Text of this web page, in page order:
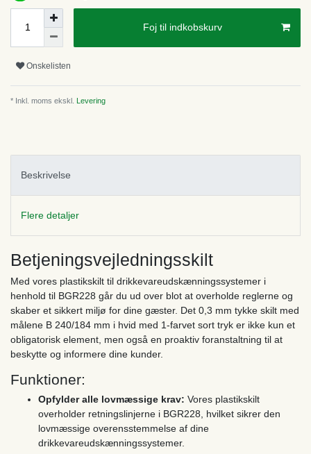
Foj til indkobskurv
Onskelisten
* Inkl. moms ekskl. Levering
Beskrivelse
Flere detaljer
Betjeningsvejledningsskilt
Med vores plastikskilt til drikkevareudskænningssystemer i
henhold til BGR228 går du ud over blot at overholde reglerne og
skaber et sikkert miljø for dine gæster. Det 0,3 mm tykke skilt med
målene B 240/184 mm i hvid med 1-farvet sort tryk er ikke kun et
obligatorisk element, men også en proaktiv foranstaltning til at
beskytte og informere dine kunder.
Funktioner:
Opfylder alle lovmæssige krav: Vores plastikskilt
overholder retningslinjerne i BGR228, hvilket sikrer den
lovmæssige overensstemmelse af dine
drikkevareudskænningssystemer.